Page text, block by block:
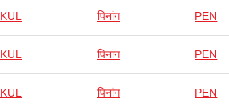
KUL पिनांग PEN
KUL पिनांग PEN
KUL पिनांग PEN